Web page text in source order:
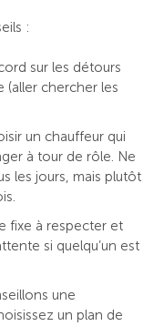
:
sur les détours
(aller chercher les
un chauffeur qui
à tour de rôle. Ne
les jours, mais plutôt
fixe à respecter et
si quelqu’un est
une
un plan de